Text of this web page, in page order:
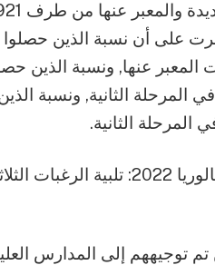
على أن نسبة الذين حصلوا
96.41% من الرغبات المعبر عنها, ونسبة
في المرحلة الثانية, ونسبة
طالبا من الذين تم توجيههم إلى المدارس